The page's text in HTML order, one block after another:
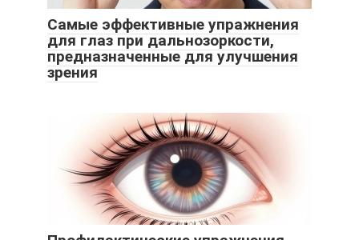
Самые эффективные упражнения
для глаз при дальнозоркости,
предназначенные для улучшения
зрения